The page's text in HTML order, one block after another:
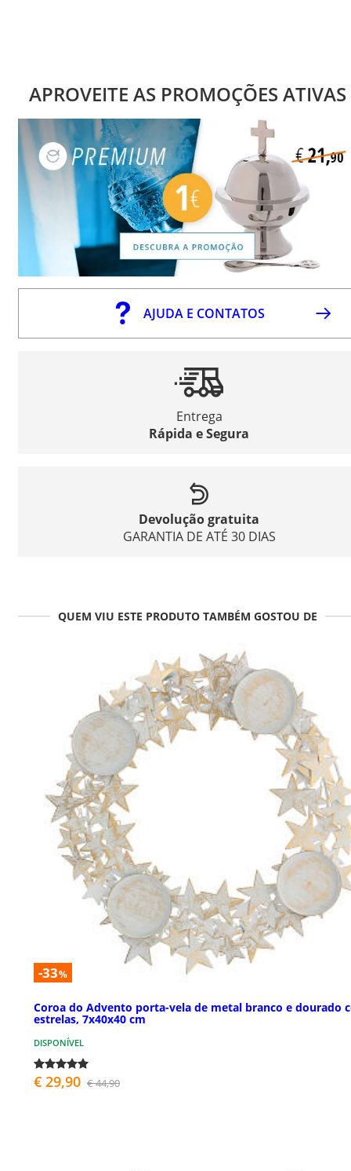
APROVEITE AS PROMOÇÕES ATIVAS
AJUDA E CONTATOS
Entrega
Rápida e Segura
Devolução gratuita
GARANTIA DE ATÉ 30 DIAS
QUEM VIU ESTE PRODUTO TAMBÉM GOSTOU DE
-33%
Coroa do Advento porta-vela de metal branco e dourado
estrelas, 7x40x40 cm
DISPONÍVEL
€ 29,90 € 44,90